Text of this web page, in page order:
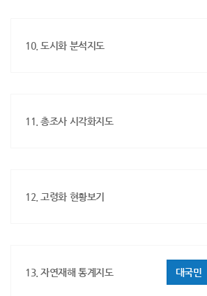
10. 도시화 분석지도
11. 총조사 시각화지도
12. 고령화 현황보기
13. 자연재해 통계지도 대국민